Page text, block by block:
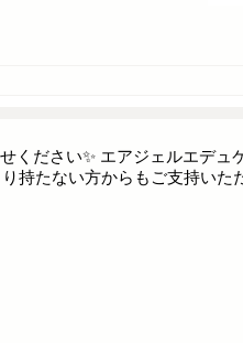
ください✨ エアジェルエデ
持たない方からもご支持いた